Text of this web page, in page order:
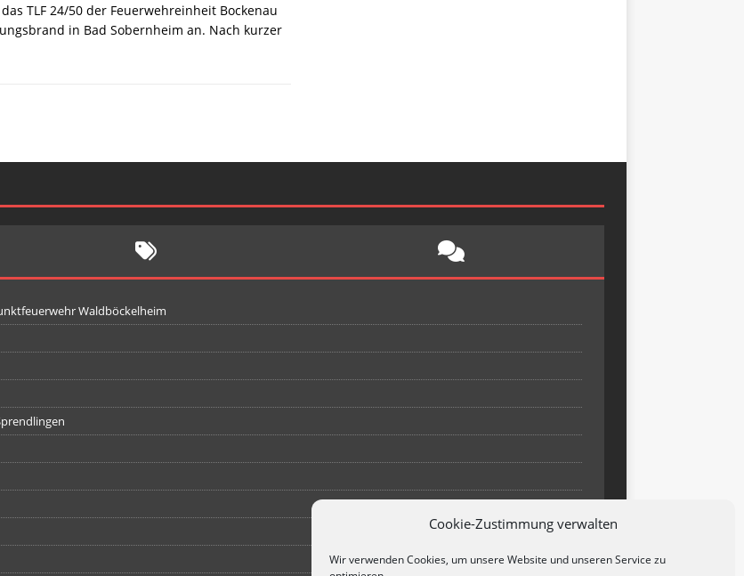
Cookie-Zustimmung verwalten
Wir verwenden Cookies, um unsere Website und unseren Service zu
TLF 24/50 der Feuerwehreinheit Bockenau
in Bad Sobernheim an. Nach kurzer
Waldböckelheim